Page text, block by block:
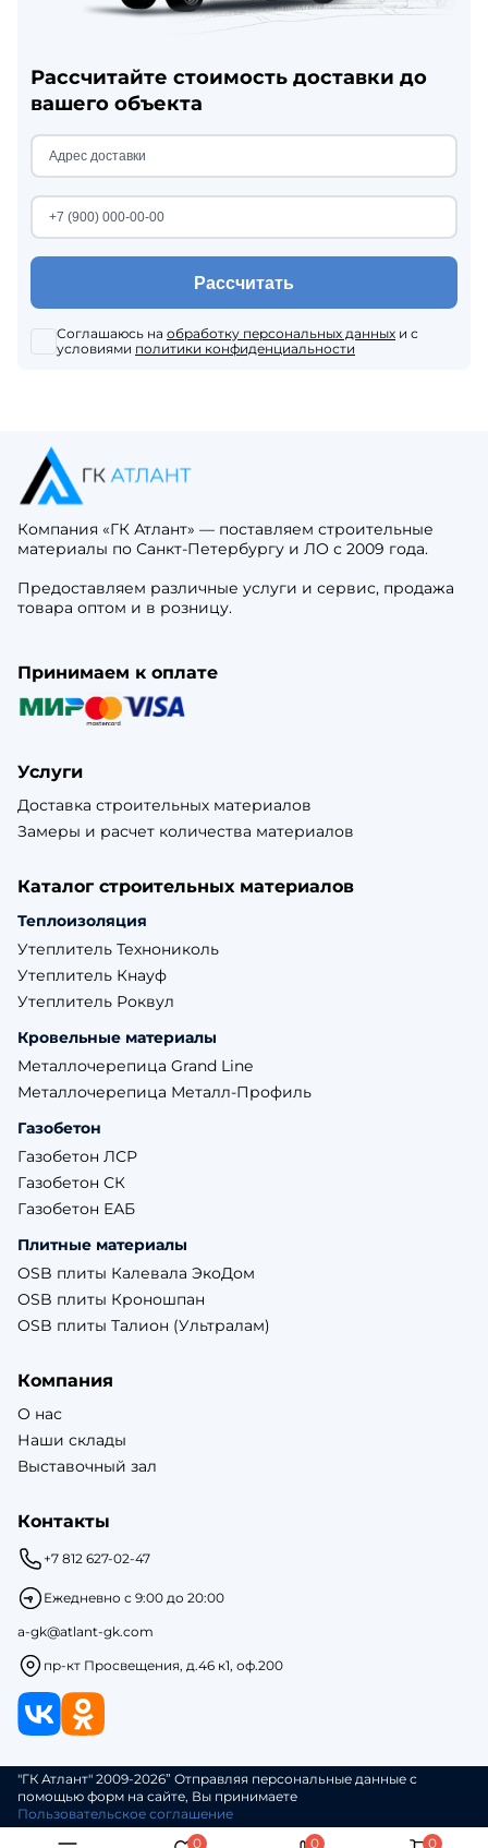
Рассчитайте стоимость доставки до
вашего объекта
Рассчитать
Соглашаюсь на обработку персональных данных и с
условиями политики конфиденциальности
Компания «ГК Атлант» — поставляем строительные
материалы по Санкт-Петербургу и ЛО с 2009 года.
Предоставляем различные услуги и сервис, продажа
товара оптом и в розницу.
Принимаем к оплате
Услуги
Доставка строительных материалов
Замеры и расчет количества материалов
Каталог строительных материалов
Теплоизоляция
Утеплитель Технониколь
Утеплитель Кнауф
Утеплитель Роквул
Кровельные материалы
Металлочерепица Grand Line
Металлочерепица Металл-Профиль
Газобетон
Газобетон ЛСР
Газобетон СК
Газобетон ЕАБ
Плитные материалы
OSB плиты Калевала ЭкоДом
OSB плиты Кроношпан
OSB плиты Талион (Ультралам)
Компания
О нас
Наши склады
Выставочный зал
Контакты
+7 812 627-02-47
Ежедневно с 9:00 до 20:00
a-gk@atlant-gk.com
пр-кт Просвещения, д.46 к1, оф.200
"ГК Атлант" 2009-2026” Отправляя персональные данные с
помощью форм на сайте, Вы принимаете
Пользовательское соглашение